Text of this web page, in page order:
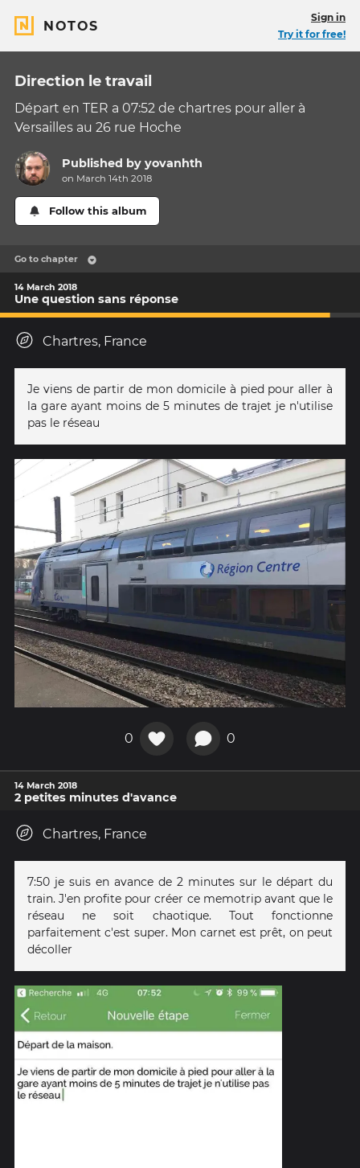
NOTOS
Sign in
Try it for free!
Direction le travail
Départ en TER a 07:52 de chartres pour aller à
Versailles au 26 rue Hoche
Published byyovanhth
on March 14th 2018
Follow this album
Go to chapter
14 March 2018
Une question sans réponse
Chartres, France
Je viens de partir de mon domicile à pied pour aller à
la gare ayant moins de 5 minutes de trajet je n'utilise
pas le réseau
0 0
14 March 2018
2 petites minutes d'avance
Chartres, France
7:50 je suis en avance de 2 minutes sur le départ du
train. J'en profite pour créer ce memotrip avant que le
réseau ne soit chaotique. Tout fonctionne
parfaitement c'est super. Mon carnet est prêt, on peut
décoller